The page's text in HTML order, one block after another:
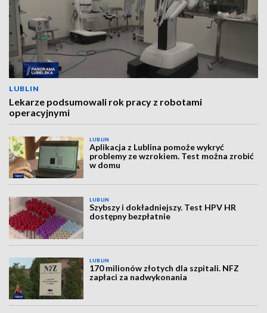
LUBLIN
Lekarze podsumowali rok pracy z robotami
operacyjnymi
LUBLIN
Aplikacja z Lublina pomoże wykryć
problemy ze wzrokiem. Test można zrobić
w domu
LUBLIN
Szybszy i dokładniejszy. Test HPV HR
dostępny bezpłatnie
LUBLIN
170 milionów złotych dla szpitali. NFZ
zapłaci za nadwykonania